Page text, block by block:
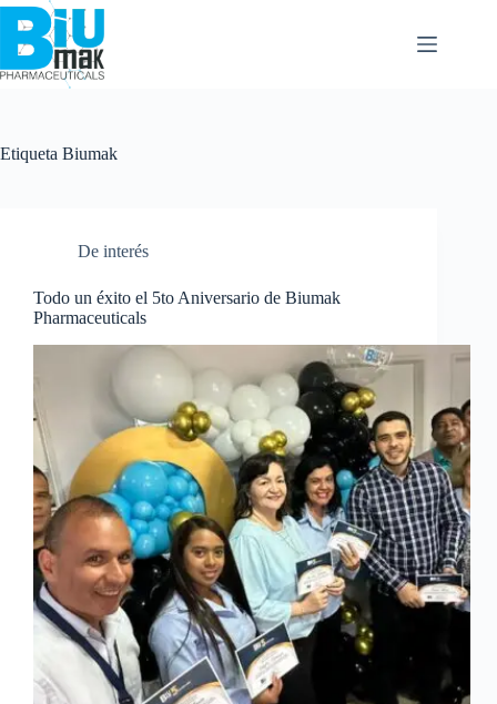
Etiqueta Biumak
De interés
Todo un éxito el 5to Aniversario de Biumak
Pharmaceuticals